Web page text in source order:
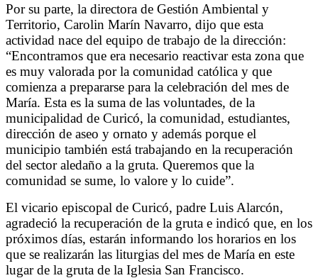
Por su parte, la directora de Gestión Ambiental y
Territorio, Carolin Marín Navarro, dijo que esta
actividad nace del equipo de trabajo de la dirección:
“Encontramos que era necesario reactivar esta zona que
es muy valorada por la comunidad católica y que
comienza a prepararse para la celebración del mes de
María. Esta es la suma de las voluntades, de la
municipalidad de Curicó, la comunidad, estudiantes,
dirección de aseo y ornato y además porque el
municipio también está trabajando en la recuperación
del sector aledaño a la gruta. Queremos que la
comunidad se sume, lo valore y lo cuide”.
El vicario episcopal de Curicó, padre Luis Alarcón,
agradeció la recuperación de la gruta e indicó que, en los
próximos días, estarán informando los horarios en los
que se realizarán las liturgias del mes de María en este
lugar de la gruta de la Iglesia San Francisco.